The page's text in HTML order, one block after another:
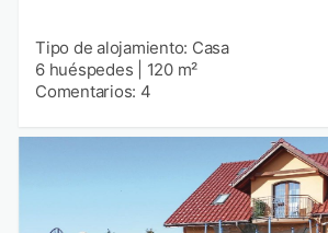
Tipo de alojamiento: Casa
6 huéspedes
120 m²
Comentarios: 4